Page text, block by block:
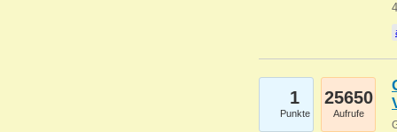
1
Punkte
25650
Aufrufe